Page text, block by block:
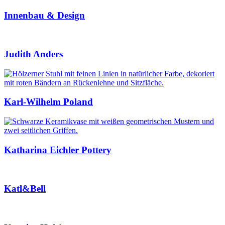
Innenbau & Design
Judith Anders
Karl-Wilhelm Poland
Katharina Eichler Pottery
Katl&Bell